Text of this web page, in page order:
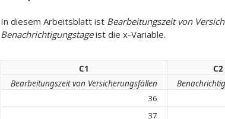
In diesem Arbeitsblatt ist Bearbeitungszeit von
Benachrichtigungstageist die x-Variable.
C1
C2
Bearbeitungszeit von Versicherungsfällen
36
37